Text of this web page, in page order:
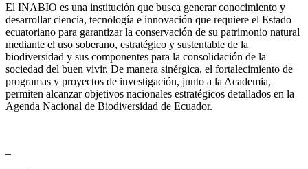
El INABIO es una institución que busca generar conocimiento y
desarrollar ciencia, tecnología e innovación que requiere el Estado
ecuatoriano para garantizar la conservación de su patrimonio natural
mediante el uso soberano, estratégico y sustentable de la
biodiversidad y sus componentes para la consolidación de la
sociedad del buen vivir. De manera sinérgica, el fortalecimiento de
programas y proyectos de investigación, junto a la Academia,
permiten alcanzar objetivos nacionales estratégicos detallados en la
Agenda Nacional de Biodiversidad de Ecuador.
–